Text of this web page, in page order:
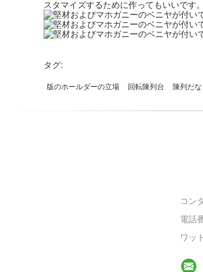
スタマイズするために作ってもいいです。
タグ:
版のホールダーの立場 回転陳列台 陳列だな
コン
電話
ワッ